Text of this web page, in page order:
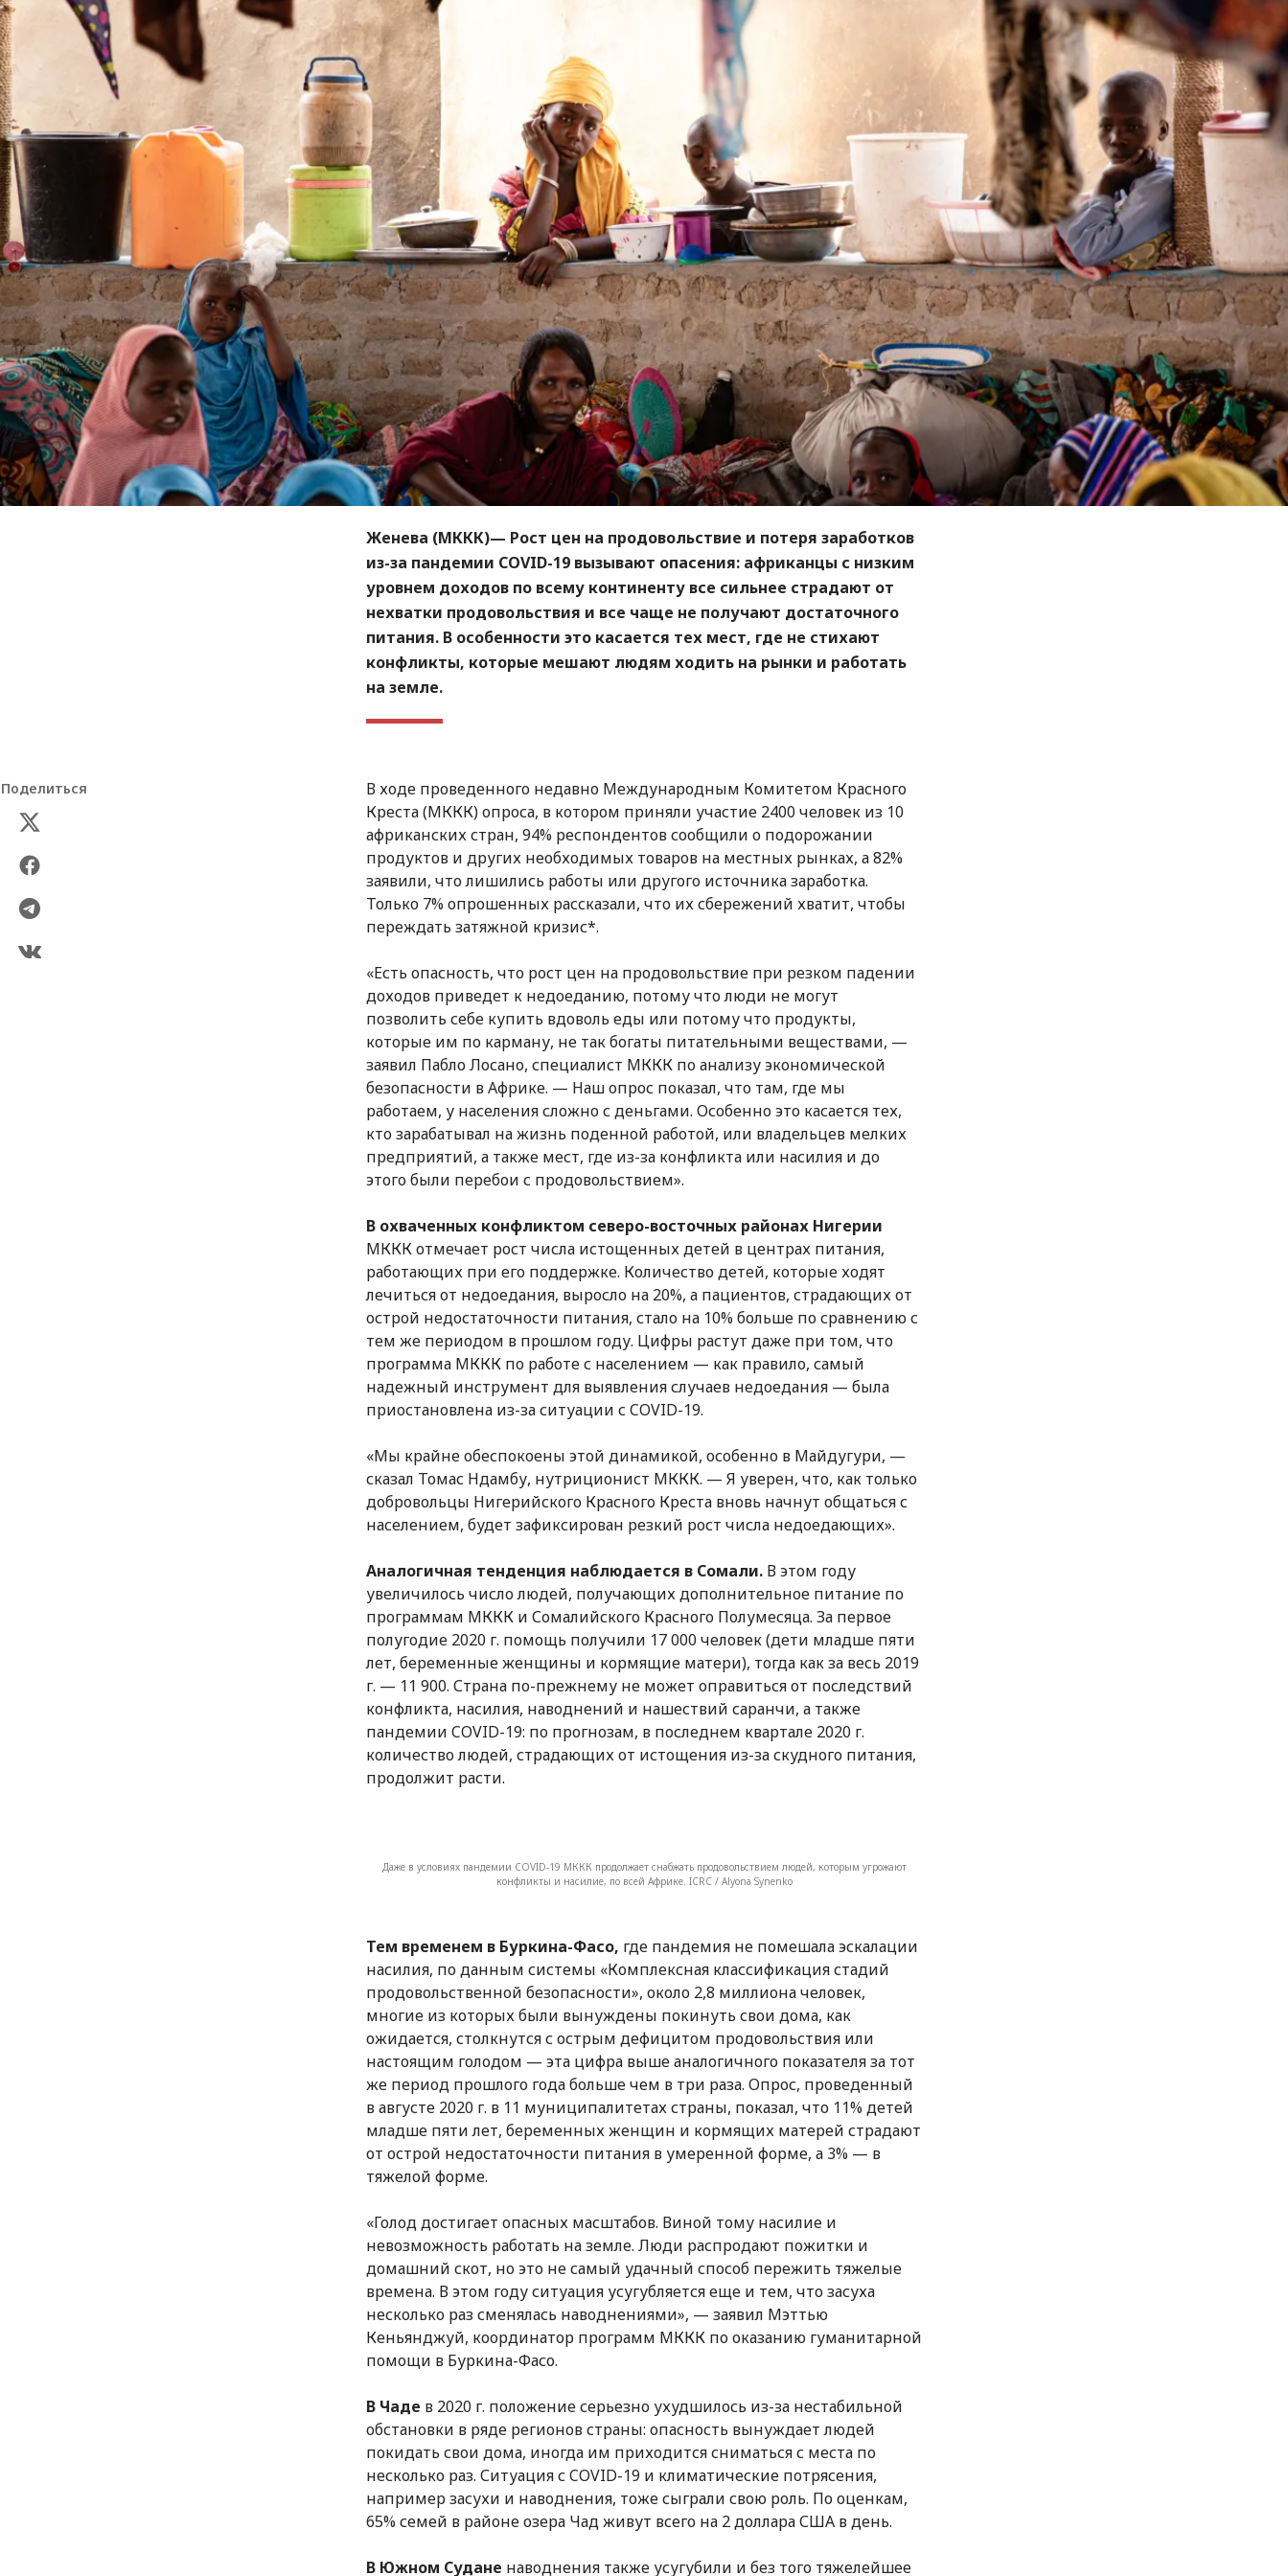
Женева (МККК)— Рост цен на продовольствие и потеря заработков
из-за пандемии COVID-19 вызывают опасения: африканцы с низким
уровнем доходов по всему континенту все сильнее страдают от
нехватки продовольствия и все чаще не получают достаточного
питания. В особенности это касается тех мест, где не стихают
конфликты, которые мешают людям ходить на рынки и работать
на земле.
Поделиться
В ходе проведенного недавно Международным Комитетом Красного
Креста (МККК) опроса, в котором приняли участие 2400 человек из 10
африканских стран, 94% респондентов сообщили о подорожании
продуктов и других необходимых товаров на местных рынках, а 82%
заявили, что лишились работы или другого источника заработка.
Только 7% опрошенных рассказали, что их сбережений хватит, чтобы
переждать затяжной кризис*.
«Есть опасность, что рост цен на продовольствие при резком падении
доходов приведет к недоеданию, потому что люди не могут
позволить себе купить вдоволь еды или потому что продукты,
которые им по карману, не так богаты питательными веществами, —
заявил Пабло Лосано, специалист МККК по анализу экономической
безопасности в Африке. — Наш опрос показал, что там, где мы
работаем, у населения сложно с деньгами. Особенно это касается тех,
кто зарабатывал на жизнь поденной работой, или владельцев мелких
предприятий, а также мест, где из-за конфликта или насилия и до
этого были перебои с продовольствием».
В охваченных конфликтом северо-восточных районах Нигерии
МККК отмечает рост числа истощенных детей в центрах питания,
работающих при его поддержке. Количество детей, которые ходят
лечиться от недоедания, выросло на 20%, а пациентов, страдающих от
острой недостаточности питания, стало на 10% больше по сравнению с
тем же периодом в прошлом году. Цифры растут даже при том, что
программа МККК по работе с населением — как правило, самый
надежный инструмент для выявления случаев недоедания — была
приостановлена из-за ситуации с COVID-19.
«Мы крайне обеспокоены этой динамикой, особенно в Майдугури, —
сказал Томас Ндамбу, нутриционист МККК. — Я уверен, что, как только
добровольцы Нигерийского Красного Креста вновь начнут общаться с
населением, будет зафиксирован резкий рост числа недоедающих».
Аналогичная тенденция наблюдается в Сомали. В этом году
увеличилось число людей, получающих дополнительное питание по
программам МККК и Сомалийского Красного Полумесяца. За первое
полугодие 2020 г. помощь получили 17 000 человек (дети младше пяти
лет, беременные женщины и кормящие матери), тогда как за весь 2019
г. — 11 900. Страна по-прежнему не может оправиться от последствий
конфликта, насилия, наводнений и нашествий саранчи, а также
пандемии COVID-19: по прогнозам, в последнем квартале 2020 г.
количество людей, страдающих от истощения из-за скудного питания,
продолжит расти.
Даже в условиях пандемии COVID-19 МККК продолжает снабжать продовольствием людей, которым угрожают
конфликты и насилие, по всей Африке. ICRC / Alyona Synenko
Тем временем в Буркина-Фасо, где пандемия не помешала эскалации
насилия, по данным системы «Комплексная классификация стадий
продовольственной безопасности», около 2,8 миллиона человек,
многие из которых были вынуждены покинуть свои дома, как
ожидается, столкнутся с острым дефицитом продовольствия или
настоящим голодом — эта цифра выше аналогичного показателя за тот
же период прошлого года больше чем в три раза. Опрос, проведенный
в августе 2020 г. в 11 муниципалитетах страны, показал, что 11% детей
младше пяти лет, беременных женщин и кормящих матерей страдают
от острой недостаточности питания в умеренной форме, а 3% — в
тяжелой форме.
«Голод достигает опасных масштабов. Виной тому насилие и
невозможность работать на земле. Люди распродают пожитки и
домашний скот, но это не самый удачный способ пережить тяжелые
времена. В этом году ситуация усугубляется еще и тем, что засуха
несколько раз сменялась наводнениями», — заявил Мэттью
Кеньянджуй, координатор программ МККК по оказанию гуманитарной
помощи в Буркина-Фасо.
В Чаде в 2020 г. положение серьезно ухудшилось из-за нестабильной
обстановки в ряде регионов страны: опасность вынуждает людей
покидать свои дома, иногда им приходится сниматься с места по
несколько раз. Ситуация с COVID-19 и климатические потрясения,
например засухи и наводнения, тоже сыграли свою роль. По оценкам,
65% семей в районе озера Чад живут всего на 2 доллара США в день.
В Южном Судане наводнения также усугубили и без того тяжелейшее